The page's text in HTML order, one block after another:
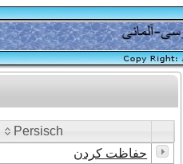
Persisch
حفاظت کردن